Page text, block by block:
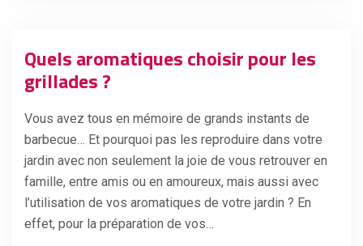
Quels aromatiques choisir pour les
grillades ?
Vous avez tous en mémoire de grands instants de
barbecue… Et pourquoi pas les reproduire dans votre
jardin avec non seulement la joie de vous retrouver en
famille, entre amis ou en amoureux, mais aussi avec
l’utilisation de vos aromatiques de votre jardin ? En
effet, pour la préparation de vos…